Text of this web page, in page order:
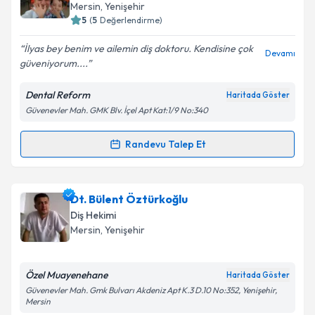
Kişisel verilerimin işlenmesine ilişkin
Aydınlatma
Metni'ni okudum ve kişisel verilerimin belirtilen
kapsamda işlenmesini kabul ediyorum.
Mersin, Yenişehir
5 (5 Değerlendirme)
İlyas bey benim ve ailemin diş doktoru. Kendisine çok
güveniyorum....
Devamı
Dental Reform Haritada Göster
Güvenevler Mah. GMK Blv. İçel Apt Kat:1/9 No:340
Randevu Talep Et
Randevu Takvimi Talebi
Dt. İlyas Erkut Yılmaziçin randevu takvimi talebi
oluşturun. Size bu uzmandan randevu almanız için bir
takvim hazırlandığında e-posta ile bilgilendireceğiz.
Dt. Bülent Öztürkoğlu
Diş Hekimi
Mersin, Yenişehir
Özel Muayenehane Haritada Göster
Güvenevler Mah. Gmk Bulvarı Akdeniz Apt K.3 D.10 No:352, Yenişehir,
Mersin